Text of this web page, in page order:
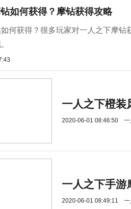
如何获得？摩钻获得攻略
何获得？很多玩家对一人之下摩
一人之下橙装
2020-06-01 08:46:50
一人之下手游
2020-06-01 08:49:11